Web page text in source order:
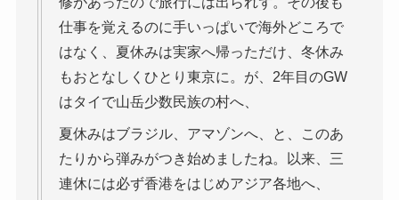
仕事を覚えるのに手いっぱいで海外どころで
はなく、夏休みは実家へ帰っただけ、冬休み
もおとなしくひとり東京に。が、2年目のGW
はタイで山岳少数民族の村へ、
夏休みはブラジル、アマゾンへ、と、このあ
たりから弾みがつき始めましたね。以来、三
連休には必ず香港をはじめアジア各地へ、